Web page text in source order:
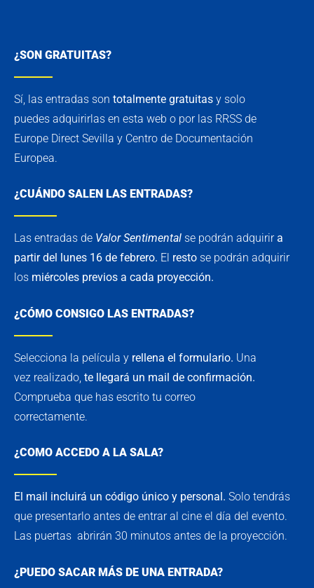
¿SON GRATUITAS?
Sí, las entradas son totalmente gratuitas y solo
puedes adquirirlas en esta web o por las RRSS de
Europe Direct Sevilla y Centro de Documentación
Europea.
¿CUÁNDO SALEN LAS ENTRADAS?
Las entradas de Valor Sentimental se podrán adquirira
partir del lunes 16 de febrero. El resto se podrán adquirir
los miércoles previos a cada proyección.
¿CÓMO CONSIGO LAS ENTRADAS?
Selecciona la película y rellena el formulario. Una
vez realizado, te llegará un mail de confirmación.
Comprueba que has escrito tu correo
correctamente.
¿COMO ACCEDO A LA SALA?
El mail incluirá un código único y personal. Solo tendrás
que presentarlo antes de entrar al cine el día del evento.
Las puertas abrirán 30 minutos antes de la proyección.
¿PUEDO SACAR MÁS DE UNA ENTRADA?